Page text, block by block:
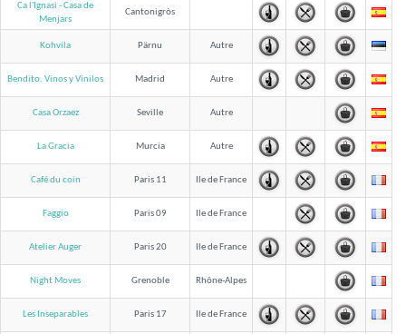
Ca l'Ignasi - Casa de
Menjars
Cantonigròs
Kohvila Pärnu Autre
Bendito. Vinos y Vinilos Madrid Autre
Casa Orzaez Seville Autre
La Gracia Murcia Autre
Café du coin Paris 11 Ile de France
Faggio Paris 09 Ile de France
Atelier Auger Paris 20 Ile de France
Night Moves Grenoble Rhône-Alpes
Les Inseparables Paris 17 Ile de France